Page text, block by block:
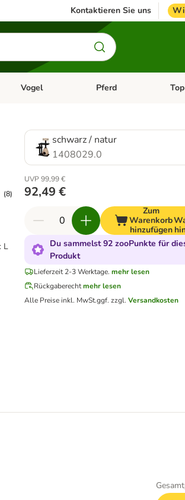
Kontaktieren Sie uns
Kleintier
Kategorie-Menü öffnen: Fisch
Vogel Kategorie-Menü öffnen:
Pferd
(8)
L
schwarz / natur
1408029.0
UVP 99,99 €
92,49 €
Zum
Warenkorb
hinzufügen
Du sammelst 92 zooPunkte für
Produkt
Lieferzeit 2-3 Werktage. mehr lesen
Rückgaberechtmehr lesen
Alle Preise inkl. MwSt.ggf. zzgl.Versandkosten